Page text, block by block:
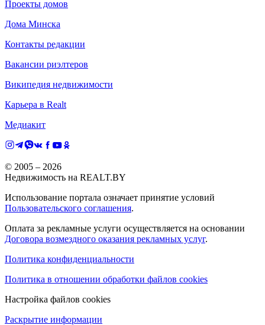
Проекты домов
Дома Минска
Контакты редакции
Вакансии риэлтеров
Википедия недвижимости
Карьера в Realt
Медиакит
© 2005 – 2026
Недвижимость на REALT.BY
Использование портала означает принятие условий
Пользовательского соглашения.
Оплата за рекламные услуги осуществляется на основании
Договора возмездного оказания рекламных услуг.
Политика конфиденциальности
Политика в отношении обработки файлов cookies
Настройка файлов cookies
Раскрытие информации